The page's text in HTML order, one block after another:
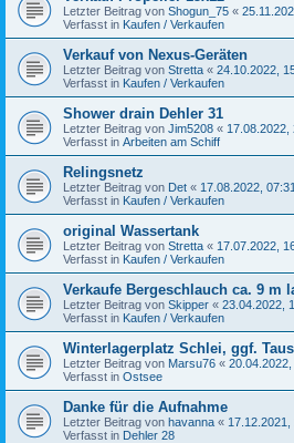
Letzter Beitrag von Shogun_75 «
Verfasst in Kaufen / Verkaufen
Verkauf von Nexus-Geräten
Letzter Beitrag von Stretta « 24.10.2022,
Verfasst in Kaufen / Verkaufen
Shower drain Dehler 31
Letzter Beitrag von Jim5208 « 17.08.2022,
Verfasst in Arbeiten am Schiff
Relingsnetz
Letzter Beitrag von Det « 17.08.2022, 07:31
Verfasst in Kaufen / Verkaufen
original Wassertank
Letzter Beitrag von Stretta « 17.07.2022,
Verfasst in Kaufen / Verkaufen
Verkaufe Bergeschlauch ca. 9 m
Letzter Beitrag von Skipper « 23.04.2022,
Verfasst in Kaufen / Verkaufen
Winterlagerplatz Schlei, ggf.
Letzter Beitrag von Marsu76 «
Verfasst in Ostsee
Danke für die Aufnahme
Letzter Beitrag von havanna « 17.12.2021,
Verfasst in Dehler 28